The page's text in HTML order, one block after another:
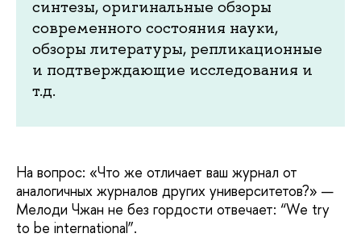
синтезы, оригинальные обзоры
современного состояния науки,
обзоры литературы, репликационные
и подтверждающие исследования и
т.д.
На вопрос: «Что же отличает ваш журнал от
аналогичных журналов других университетов?» —
Мелоди Чжан не без гордости отвечает: “We try
to be international”.